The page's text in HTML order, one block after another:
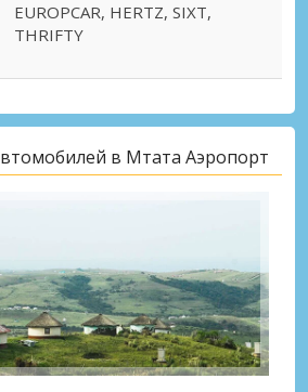
EUROPCAR, HERTZ, SIXT,
THRIFTY
в Мтата Аэропорт